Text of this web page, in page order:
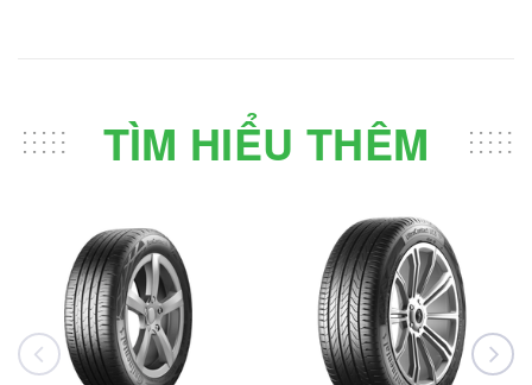
TÌM HIỂU THÊM